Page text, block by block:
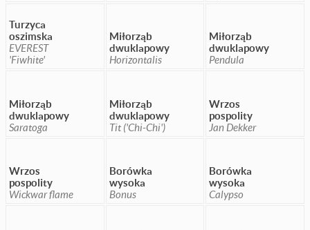
Turzyca
oszimska
EVEREST
'Fiwhite'
Miłorząb
dwuklapowy
Horizontalis
Miłorząb
dwuklapowy
Pendula
Miłorząb
dwuklapowy
Saratoga
Miłorząb
dwuklapowy
Tit ('Chi-Chi')
Wrzos
pospolity
Jan Dekker
Wrzos
pospolity
Wickwar flame
Borówka
wysoka
Bonus
Borówka
wysoka
Calypso